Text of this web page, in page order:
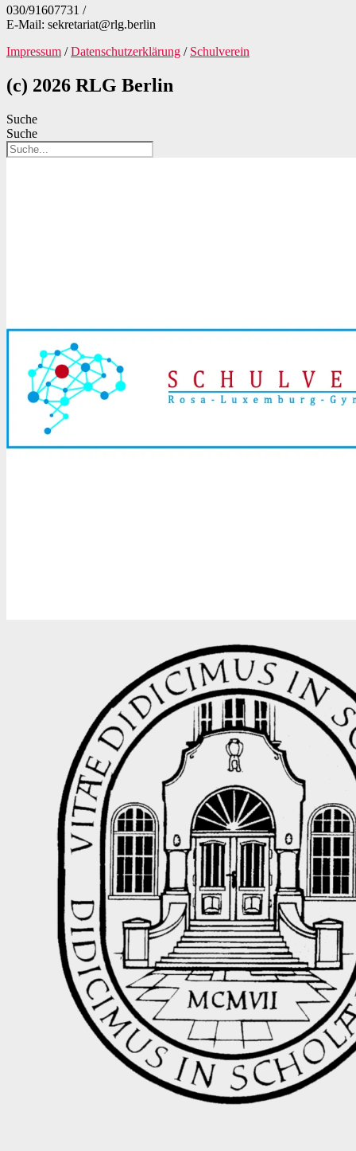
030/91607731 /
E-Mail: sekretariat@rlg.berlin
Impressum /Datenschutzerklärung / Schulverein
(c) 2026 RLG Berlin
Suche
Suche